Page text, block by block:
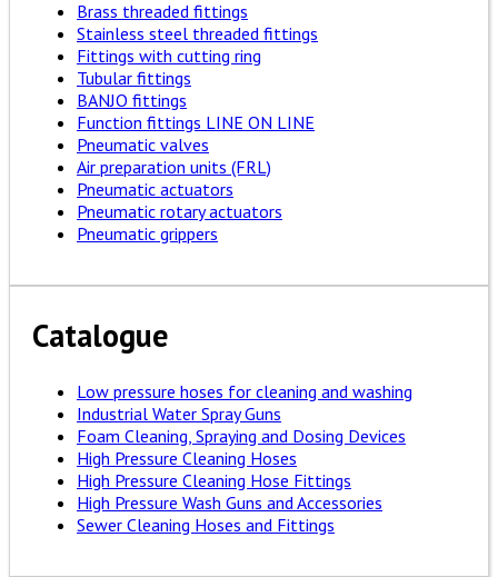
Brass threaded fittings
Stainless steel threaded fittings
Fittings with cutting ring
Tubular fittings
BANJO fittings
Function fittings LINE ON LINE
Pneumatic valves
Air preparation units (FRL)
Pneumatic actuators
Pneumatic rotary actuators
Pneumatic grippers
Catalogue
Low pressure hoses for cleaning and washing
Industrial Water Spray Guns
Foam Cleaning, Spraying and Dosing Devices
High Pressure Cleaning Hoses
High Pressure Cleaning Hose Fittings
High Pressure Wash Guns and Accessories
Sewer Cleaning Hoses and Fittings